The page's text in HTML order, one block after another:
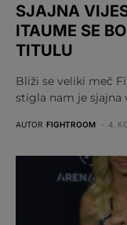
SJAJNA
ITAUME SE
TITULU
Bliži se veliki meč
stigla nam je sjajna
AUTOR FIGHTROOM 4.